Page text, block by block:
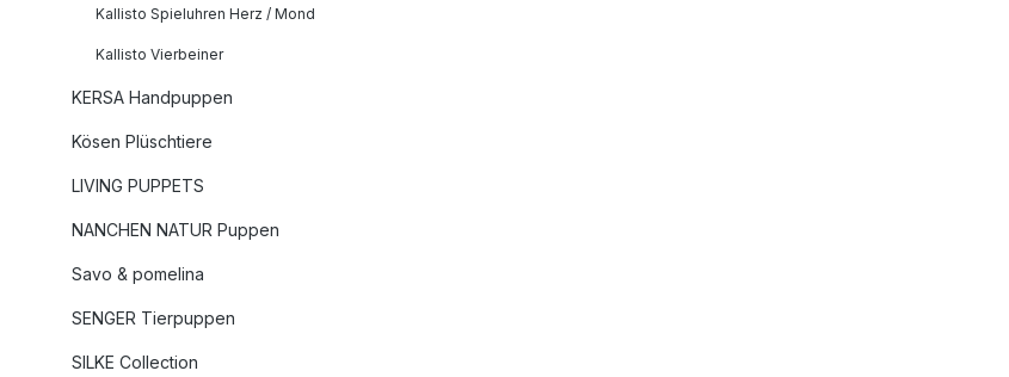
Kallisto Spieluhren Herz / Mond
Kallisto Vierbeiner
KERSA Handpuppen
Kösen Plüschtiere
LIVING PUPPETS
NANCHEN NATUR Puppen
Savo & pomelina
SENGER Tierpuppen
SILKE Collection